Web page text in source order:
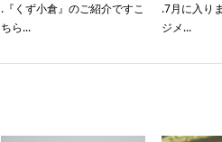
.『くず小倉』のご紹介ですこ
ちら...
.7月に入り
ジメ...